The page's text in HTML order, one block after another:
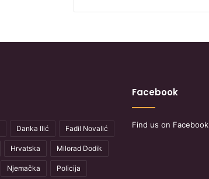
Danka Ilić Fadil Novalić
Hrvatska Milorad Dodik
Njemačka Policija
Facebook
Find us on Facebook